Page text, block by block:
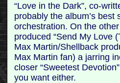
“Love in the Dark”, co-
probably the album’s
orchestration. On the
produced “Send My Love
Max Martin/Shellback
Max Martin fan) a jarring
closer “Sweetest
you want either.